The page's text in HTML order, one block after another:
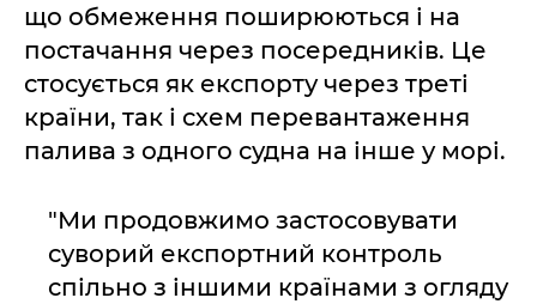
що обмеження поширюються і на
постачання через посередників. Це
стосується як експорту через треті
країни, так і схем перевантаження
палива з одного судна на інше у морі.
"Ми продовжимо застосовувати
суворий експортний контроль
спільно з іншими країнами з огляду